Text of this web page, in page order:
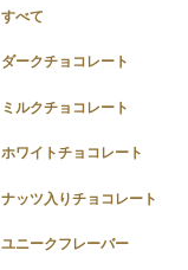
すべて
ダークチョコレート
ミルクチョコレート
ホワイトチョコレート
ナッツ入りチョコレート
ユニークフレーバー